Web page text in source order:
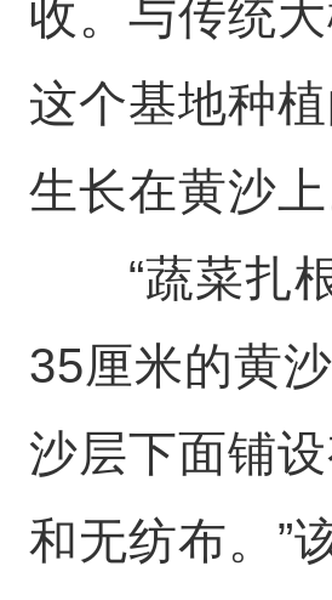
收。与传统大
这个基地种
生长在黄沙上
“蔬菜扎根
35厘米的黄
沙层下面铺
和无纺布。”